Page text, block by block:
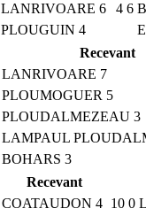
LANRIVOARE 6 4 6
PLOUGUIN 4
Recevant
LANRIVOARE 7
PLOUMOGUER 5
PLOUDALMEZEAU 3
LAMPAUL
BOHARS 3
Recevant
COATAUDON 4 10 0